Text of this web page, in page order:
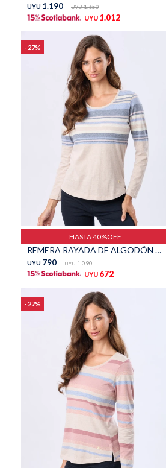
UYU 1.190 UYU 1.650
UYU 1.012
27
Talle
HASTA 40%OFF
REMERA RAYADA DE ALGODÓN - Beige
UYU 790 UYU 1.090
UYU 672
27